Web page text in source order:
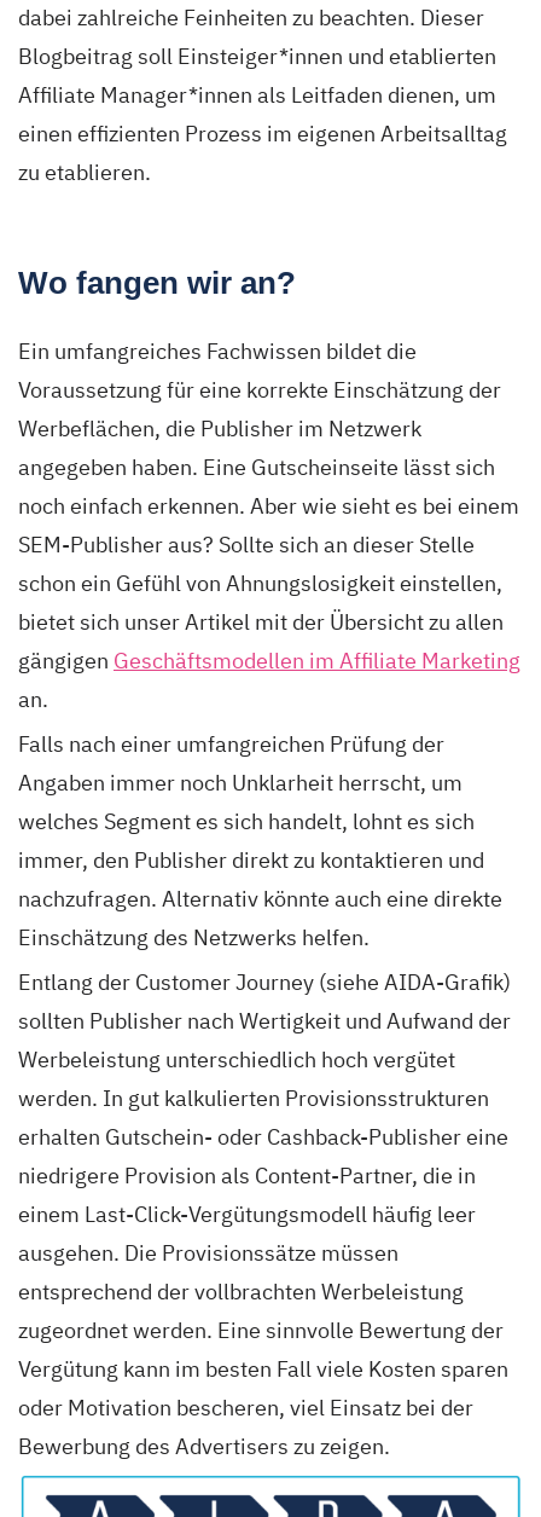
dabei zahlreiche Feinheiten zu beachten. Dieser
Blogbeitrag soll Einsteiger*innen und etablierten
Affiliate Manager*innen als Leitfaden dienen, um
einen effizienten Prozess im eigenen Arbeitsalltag
zu etablieren.
Wo fangen wir an?
Ein umfangreiches Fachwissen bildet die
Voraussetzung füreine korrekte Einschätzung der
Werbeflächen, die Publisher im Netzwerk
angegeben haben. Eine Gutscheinseite lässt sich
noch einfach erkennen. Aber wie sieht es bei einem
SEM-Publisher aus? Sollte sich an dieser Stelle
schon ein Gefühl von Ahnungslosigkeit einstellen,
bietet sich unser Artikel mit der Übersicht zu allen
gängigen Geschäftsmodellen im Affiliate Marketing
an.
Falls nach einer umfangreichen Prüfung der
Angaben immer noch Unklarheit herrscht, um
welches Segment es sich handelt, lohnt es sich
immer, den Publisher direkt zu kontaktieren und
nachzufragen. Alternativ könnte auch eine direkte
Einschätzung des Netzwerks helfen.
Entlang der Customer Journey (siehe AIDA-Grafik)
sollten Publisher nach Wertigkeit und Aufwand der
Werbeleistung unterschiedlich hoch vergütet
werden. In gut kalkulierten Provisionsstrukturen
erhalten Gutschein- oder Cashback-Publisher eine
niedrigere Provision als Content-Partner, die in
einem Last-Click-Vergütungsmodell häufig leer
ausgehen. Die Provisionssätze müssen
entsprechend der vollbrachten Werbeleistung
zugeordnet werden. Eine sinnvolle Bewertung der
Vergütung kann im besten Fall viele Kosten sparen
oder Motivation bescheren, viel Einsatz bei der
Bewerbung des Advertisers zu zeigen.